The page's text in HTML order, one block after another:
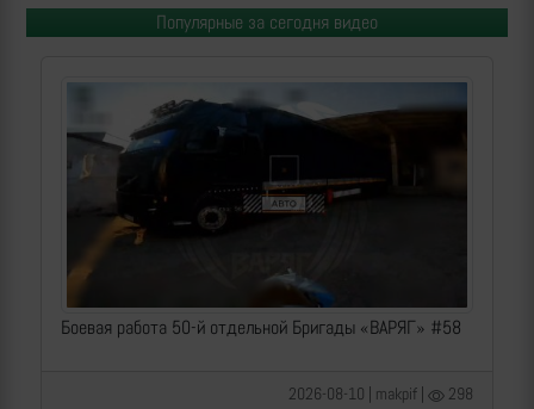
Популярные за сегодня видео
Боевая работа 50-й отдельной Бригады «ВАРЯГ» #58
2026-08-10 | makpif | 298